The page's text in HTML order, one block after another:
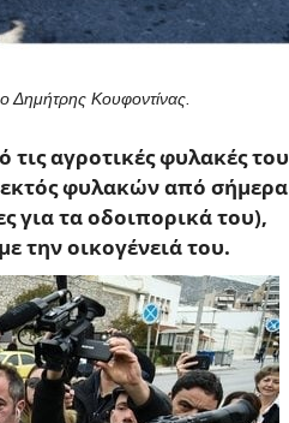
Δημήτρης Κουφοντίνας.
αγροτικές φυλακές του
εκτός φυλακών από σήμερα
για τα οδοιπορικά του),
την οικογένειά του.